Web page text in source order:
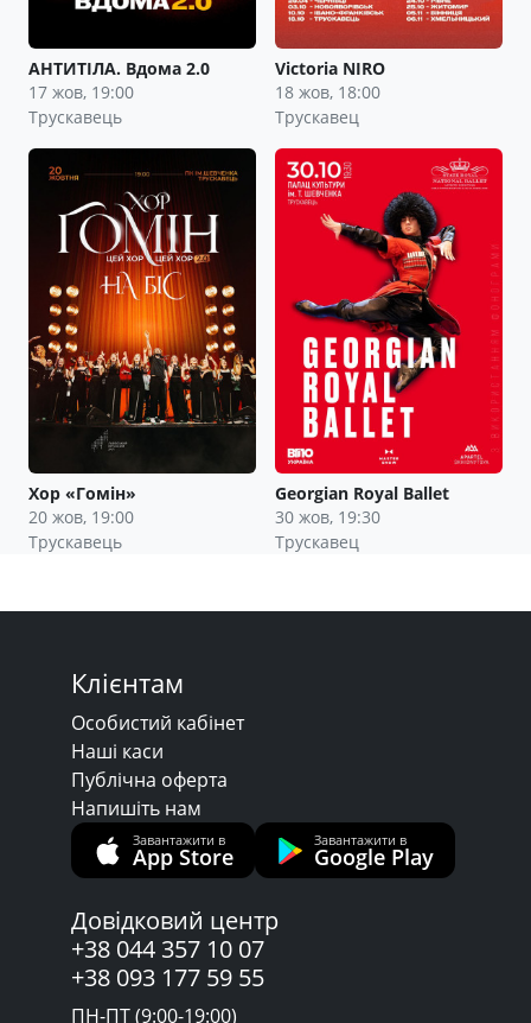
АНТИТІЛА. Вдома 2.0
17 жов, 19:00
Трускавець
Victoria NIRO
18 жов, 18:00
Трускавец
Хор «Гомін»
20 жов, 19:00
Трускавець
Georgian Royal Ballet
30 жов, 19:30
Трускавец
Клієнтам
Особистий кабінет
Наші каси
Публічна оферта
Напишіть нам
Завантажити в
App Store
Завантажити в
Google Play
Довідковий центр
+38 044 357 10 07
+38 093 177 59 55
ПН-ПТ (9:00-19:00)